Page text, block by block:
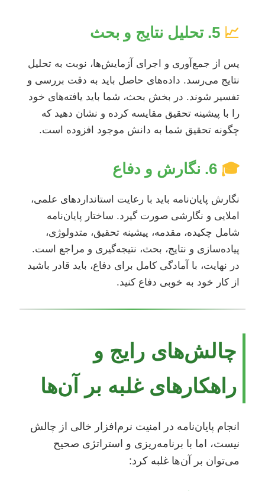
📈
پس از جمع‌آوری و اجرای آزمایش‌ها، نوبت به تحلیل
نتایج می‌رسد. داده‌های حاصل باید به دقت بررسی و
تفسیر شوند. در بخش بحث، شما باید یافته‌های خود
را با پیشینه تحقیق مقایسه کرده و نشان دهید که
چگونه تحقیق شما به دانش موجود افزوده است.
🎓
نگارش پایان‌نامه باید با رعایت استانداردهای علمی،
املایی و نگارشی صورت گیرد. ساختار پایان‌نامه
شامل چکیده، مقدمه، پیشینه تحقیق، متدولوژی،
پیاده‌سازی و نتایج، بحث، نتیجه‌گیری و مراجع است.
در نهایت، با آمادگی کامل برای دفاع، باید قادر باشید
از کار خود به خوبی دفاع کنید.
چالش‌های رایج و
راهکارهای غلبه بر آن‌ها
انجام پایان‌نامه در امنیت نرم‌افزار خالی از چالش
نیست، اما با برنامه‌ریزی و استراتژی صحیح
می‌توان بر آن‌ها غلبه کرد: